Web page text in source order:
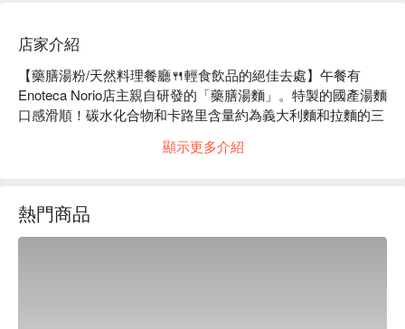
店家介紹
【藥膳湯粉/天然料理餐廳🍴輕食飲品的絕佳去處】午餐有
Enoteca Norio店主親自研發的「藥膳湯麵」。特製的國產湯麵
口感滑順！碳水化合物和卡路里含量約為義大利麵和拉麵的三
飯。 ★非常適合作為午餐的輕食♪來自傳奇吉田農場的馬蘇里
料理。 「我們致力於手工製作、無鮮味調味料、發酵食品、
無農藥有機蔬菜」晚餐也可以單獨享用藥膳湯麵。請隨意來一
顯示更多介紹
熱門商品